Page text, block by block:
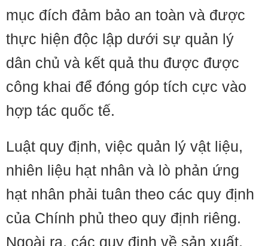
mục đích đảm bảo an toàn và được
thực hiện độc lập dưới sự quản lý
dân chủ và kết quả thu được được
công khai để đóng góp tích cực vào
hợp tác quốc tế.
Luật quy định, việc quản lý vật liệu,
nhiên liệu hạt nhân và lò phản ứng
hạt nhân phải tuân theo các quy định
của Chính phủ theo quy định riêng.
Ngoài ra, các quy định về sản xuất,